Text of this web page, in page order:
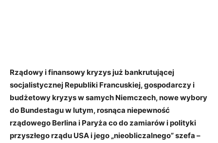
Rządowy i finansowy kryzys już bankrutującej
socjalistycznej Republiki Francuskiej, gospodarczy i
budżetowy kryzys w samych Niemczech, nowe wybory
do Bundestagu w lutym, rosnąca niepewność
rządowego Berlina i Paryża co do zamiarów i polityki
przyszłego rządu USA i jego „nieobliczalnego” szefa –